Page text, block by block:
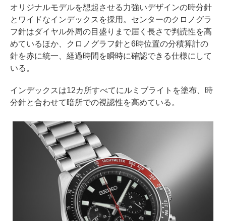
オリジナルモデルを想起させる力強いデザインの時分針
とワイドなインデックスを採用。センターのクロノグラ
フ針はダイヤル外周の目盛りまで届く長さで判読性を高
めているほか、クロノグラフ針と6時位置の分積算計の
針を赤に統一、経過時間を瞬時に確認できる仕様にして
いる。
インデックスは12カ所すべてにルミブライトを塗布、時
分針と合わせて暗所での視認性を高めている。